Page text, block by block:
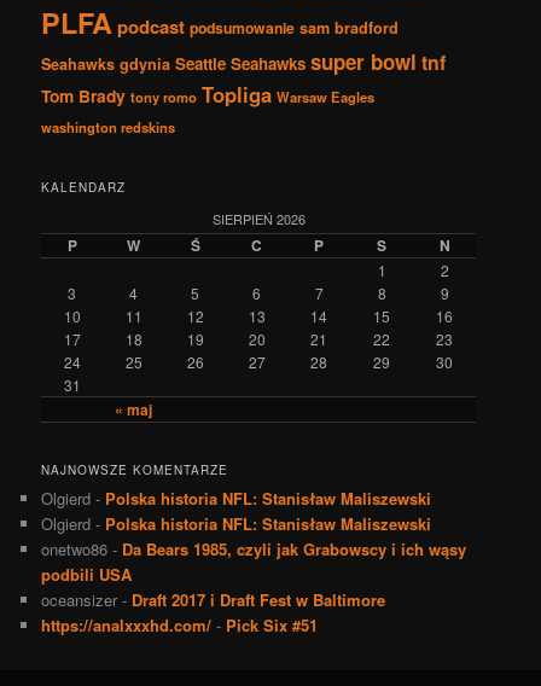
PLFApodcast podsumowanie sam bradford
Seahawks gdynia Seattle Seahawks super bowl tnf
Tom Brady tony romo Topliga Warsaw Eagles
washington redskins
KALENDARZ
SIERPIEŃ 2026
P W Ś C P S N
« maj
1
2
3
4 5 6 7 8
9
10
11 12 13 14 15
16
17
18 19 20 21 22
23
24
25 26 27 28 29
30
31
NAJNOWSZE KOMENTARZE
Olgierd - Polska historia NFL: Stanisław Maliszewski
Olgierd - Polska historia NFL: Stanisław Maliszewski
onetwo86 - Da Bears 1985, czyli jak Grabowscy i ich wąsy
podbili USA
oceansizer - Draft 2017 i Draft Fest w Baltimore
https://analxxxhd.com/ - Pick Six #51